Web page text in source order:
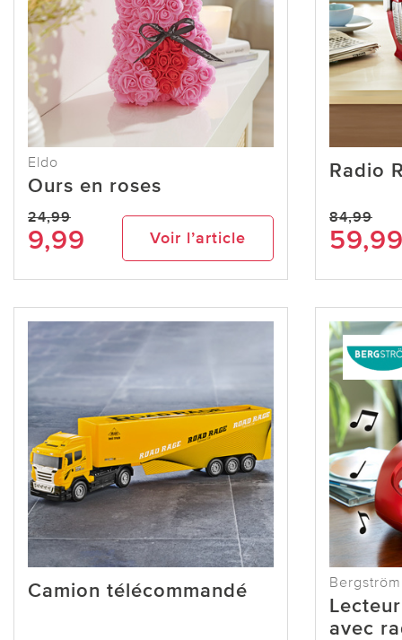
Eldo
Ours en roses
24,99
9,99 Voir l’article
Radio
84,99
Camion télécommandé Bergström
avec